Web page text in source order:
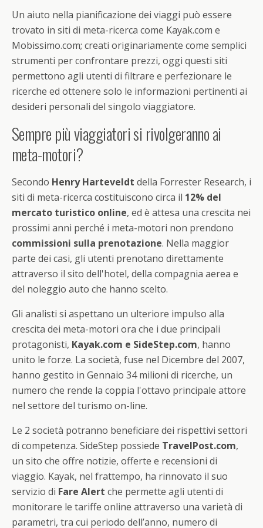
Un aiuto nella pianificazione dei viaggi può essere
trovato in siti di meta-ricerca come Kayak.com e
Mobissimo.com; creati originariamente come semplici
strumenti per confrontare prezzi, oggi questi siti
permettono agli utenti di filtrare e perfezionare le
ricerche ed ottenere solo le informazioni pertinenti ai
desideri personali del singolo viaggiatore.
Sempre più viaggiatori si rivolgeranno ai
meta-motori?
Secondo Henry Harteveldt della Forrester Research, i
siti di meta-ricerca costituiscono circa il 12% del
mercato turistico online, ed è attesa una crescita nei
prossimi anni perché i meta-motori non prendono
commissioni sulla prenotazione. Nella maggior
parte dei casi, gli utenti prenotano direttamente
attraverso il sito dell'hotel, della compagnia aerea e
del noleggio auto che hanno scelto.
Gli analisti si aspettano un ulteriore impulso alla
crescita dei meta-motori ora che i due principali
protagonisti, Kayak.com e SideStep.com, hanno
unito le forze. La società, fuse nel Dicembre del 2007,
hanno gestito in Gennaio 34 milioni di ricerche, un
numero che rende la coppia l'ottavo principale attore
nel settore del turismo on-line.
Le 2 società potranno beneficiare dei rispettivi settori
di competenza. SideStep possiede TravelPost.com,
un sito che offre notizie, offerte e recensioni di
viaggio. Kayak, nel frattempo, ha rinnovato il suo
servizio di Fare Alert che permette agli utenti di
monitorare le tariffe online attraverso una varietà di
parametri, tra cui periodo dell’anno, numero di